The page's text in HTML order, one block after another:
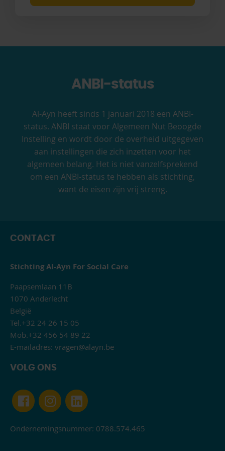
ANBI-status
Al-Ayn heeft sinds 1 januari 2018 een ANBI-
status. ANBI staat voor Algemeen Nut Beoogde
Instelling en wordt door de overheid uitgegeven
aan instellingen die zich inzetten voor het
algemeen belang. Het is niet vanzelfsprekend
om een ANBI-status te hebben als stichting,
want de eisen zijn vrij streng.
CONTACT
Stichting Al-Ayn For Social Care
Paapsemlaan 11B
1070 Anderlecht
België
Tel.+32 24 26 15 05
Mob.+32 456 54 89 22
E-mailadres: vragen@alayn.be
VOLG ONS
Ondernemingsnummer: 0788.574.465